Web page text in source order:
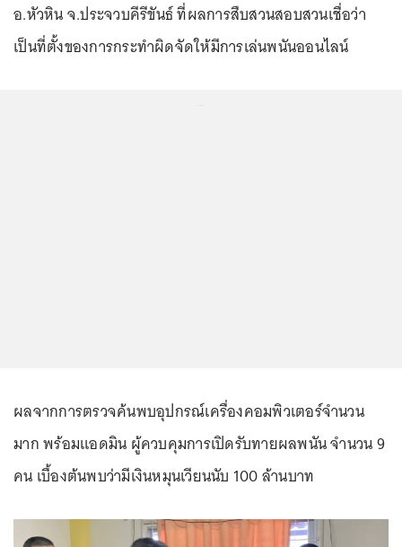
อ.หัวหิน จ.ประจวบคีรีขันธ์ ที่ผลการสืบสวนสอบสวนเชื่อว่า
เป็นที่ตั้งของการกระทำผิดจัดให้มีการเล่นพนันออนไลน์
ผลจากการตรวจค้นพบอุปกรณ์เครื่องคอมพิวเตอร์จำนวน
มาก พร้อมแอดมิน ผู้ควบคุมการเปิดรับทายผลพนัน จำนวน 9
คน เบื้องต้นพบว่ามีเงินหมุนเวียนนับ 100 ล้านบาท